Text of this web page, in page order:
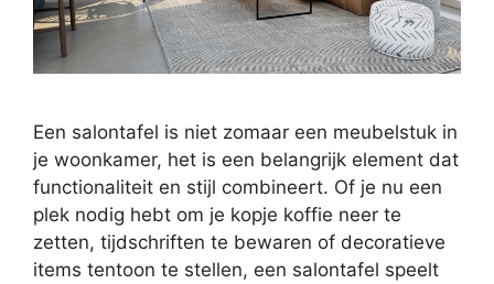
Een salontafel is niet zomaar een meubelstuk in
je woonkamer, het is een belangrijk element dat
functionaliteit en stijl combineert. Of je nu een
plek nodig hebt om je kopje koffie neer te
zetten, tijdschriften te bewaren of decoratieve
items tentoon te stellen, een salontafel speelt